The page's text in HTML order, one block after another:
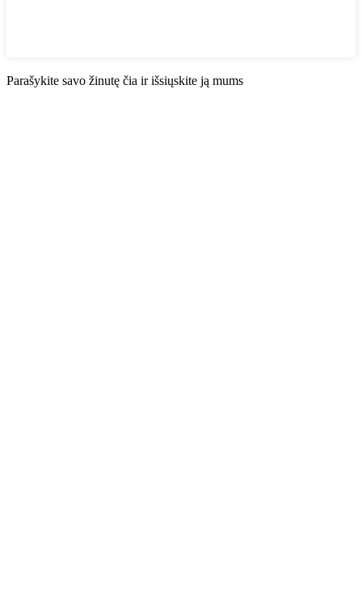
Parašykite savo žinutę čia ir išsiųskite ją mums